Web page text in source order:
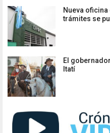
Nueva oficina
trámites se
El
Itatí